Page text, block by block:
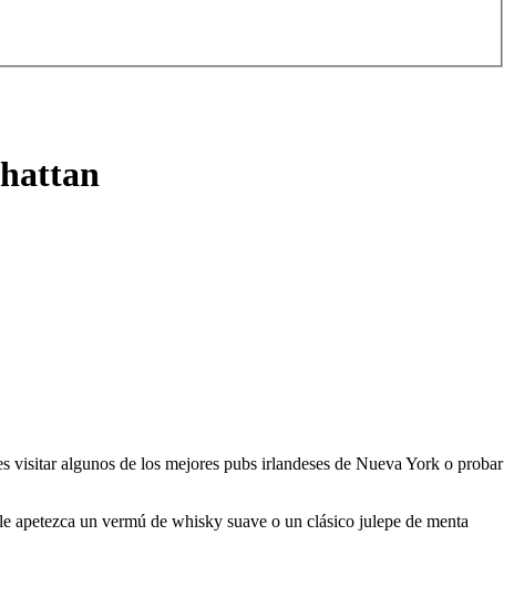
visitar algunos de los mejores pubs irlandeses de Nueva York o probar
apetezca un vermú de whisky suave o un clásico julepe de menta